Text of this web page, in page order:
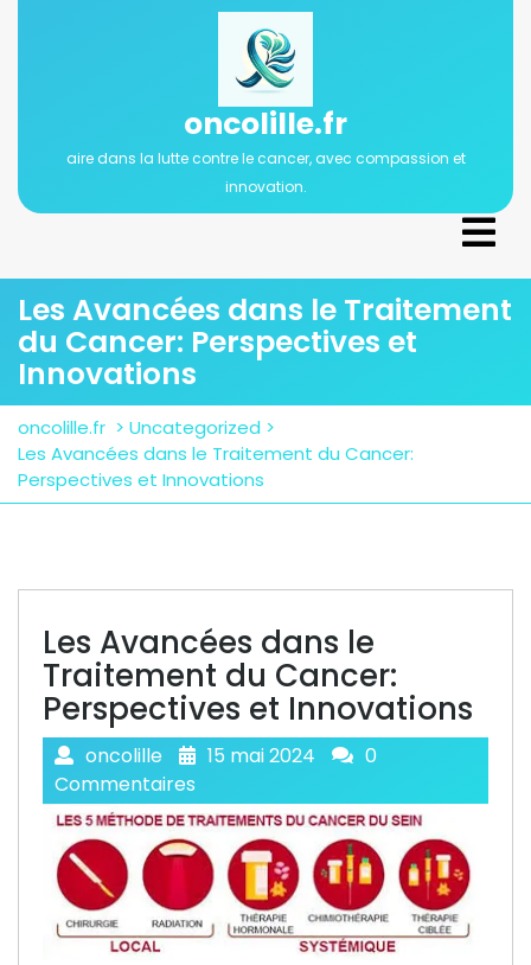
oncolille.fr
aire dans la lutte contre le cancer, avec compassion et
innovation.
Les Avancées dans le Traitement
du Cancer: Perspectives et
Innovations
oncolille.fr > Uncategorized >
Les Avancées dans le Traitement du Cancer:
Perspectives et Innovations
Les Avancées dans le
Traitement du Cancer:
Perspectives et Innovations
oncolille 15 mai 2024
0
Commentaires